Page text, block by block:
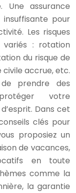
Une assurance
pour
Les risques
: rotation
du risque de
civile accrue, etc.
prendre des
votre
Dans cet
clés pour
proposiez un
de vacances,
en toute
comme la
la garantie